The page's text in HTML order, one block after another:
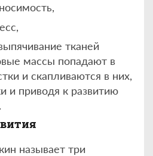
тканей
массы попадают в
и скапливаются в них,
и приводя к развитию
называет три